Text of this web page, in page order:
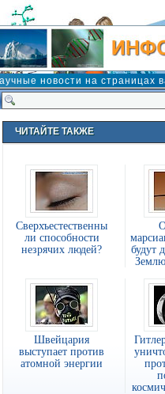
новости на страницах
ЧИТАЙТЕ ТАКЖЕ
Сверхъестественны
ли способности
незрячих людей?
будут
Швейцария
выступает против
атомной энергии